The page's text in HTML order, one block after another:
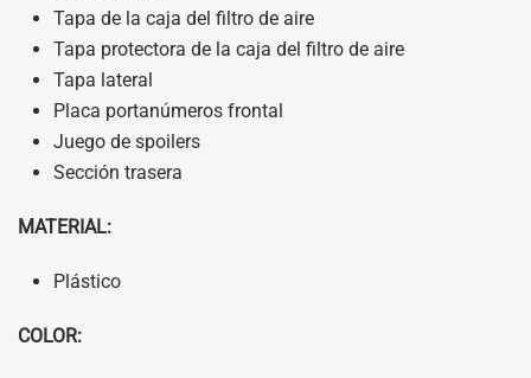
Tapa de la caja del filtro de aire
Tapa protectora de la caja del filtro de aire
Tapa lateral
Placa portanúmeros frontal
Juego de spoilers
Sección trasera
MATERIAL:
Plástico
COLOR: